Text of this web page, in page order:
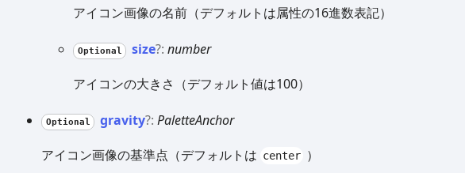
アイコン画像の名前（デフォルトは属性の16進数表記）
Optional size?:number
アイコンの大きさ（デフォルト値は100）
Optional gravity?:PaletteAnchor
アイコン画像の基準点（デフォルトは center ）